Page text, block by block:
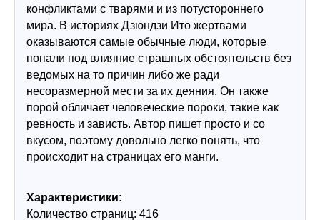
конфликтами с тварями и из потустороннего
мира. В историях Дзюндзи Ито жертвами
оказываются самые обычные люди, которые
попали под влияние страшных обстоятельств без
ведомых на то причин либо же ради
несоразмерной мести за их деяния. Он также
порой обличает человеческие пороки, такие как
ревность и зависть. Автор пишет просто и со
вкусом, поэтому довольно легко понять, что
происходит на страницах его манги.
Характеристики:
Количество страниц: 416